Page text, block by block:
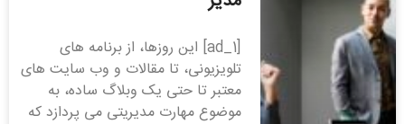
[ad_1] این روزها، از برنامه های
تلویزیونی، تا مقالات و وب سایت های
معتبر تا حتی یک وبلاگ ساده، به
موضوع مهارت مدیریتی می پردازد که